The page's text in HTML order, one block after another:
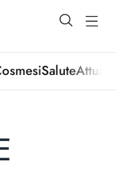
open
Salute